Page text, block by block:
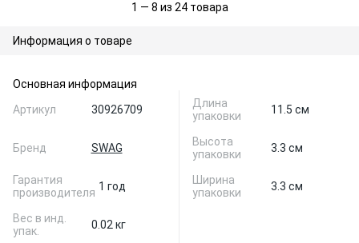
1 — 8 из 24 товара
Информация о товаре
Основная информация
Артикул
30926709
Бренд SWAG
Гарантия
производителя 1 год
Вес в инд.
упак.
0.02 кг
Длина
упаковки
11.5 см
Высота
упаковки
3.3 см
Ширина
упаковки
3.3 см